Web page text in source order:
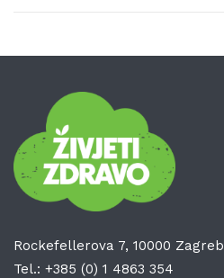
Rockefellerova 7, 10000 Zagreb
Tel.: +385 (0) 1 4863 354